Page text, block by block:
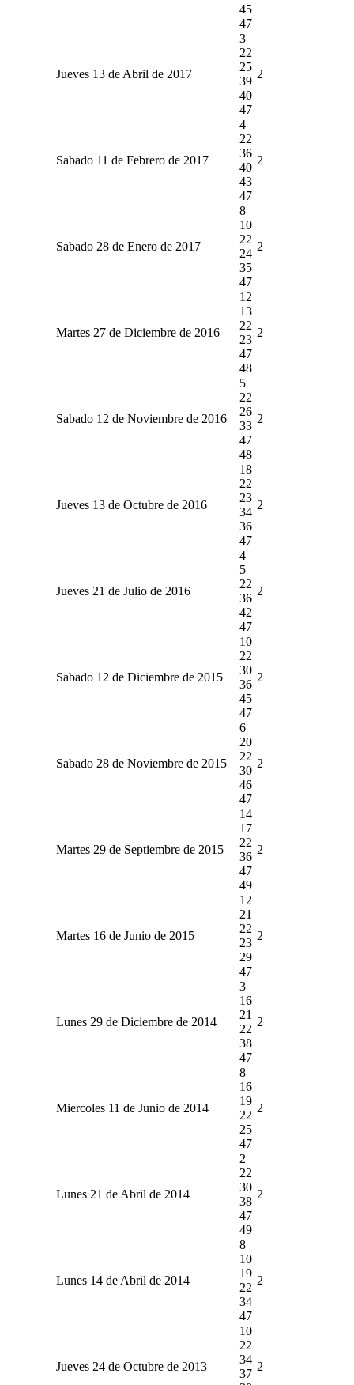
45
47
Jueves 13 de Abril de 2017
3
22
25
39
40
47
2
Sabado 11 de Febrero de 2017
4
22
36
40
43
47
2
Sabado 28 de Enero de 2017
8
10
22
24
35
47
2
Martes 27 de Diciembre de 2016
12
13
22
23
47
48
2
Sabado 12 de Noviembre de 2016
5
22
26
33
47
48
2
Jueves 13 de Octubre de 2016
18
22
23
34
36
47
2
Jueves 21 de Julio de 2016
4
5
22
36
42
47
2
Sabado 12 de Diciembre de 2015
10
22
30
36
45
47
2
Sabado 28 de Noviembre de 2015
6
20
22
30
46
47
2
Martes 29 de Septiembre de 2015
14
17
22
36
47
49
2
Martes 16 de Junio de 2015
12
21
22
23
29
47
2
Lunes 29 de Diciembre de 2014
3
16
21
22
38
47
2
Miercoles 11 de Junio de 2014
8
16
19
22
25
47
2
Lunes 21 de Abril de 2014
2
22
30
38
47
49
2
Lunes 14 de Abril de 2014
8
10
19
22
34
47
2
Jueves 24 de Octubre de 2013
10
22
34
37
2